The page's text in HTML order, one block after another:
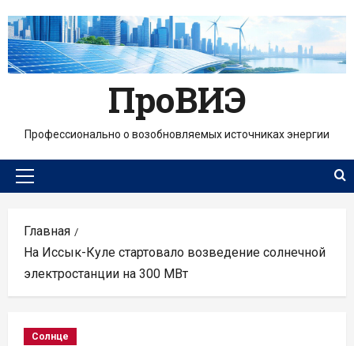
содержимому
ПроВИЭ
Профессионально о возобновляемых источниках энергии
Основное
Главная
На Иссык-Куле стартовало возведение солнечной
электростанции на 300 МВт
Солнце